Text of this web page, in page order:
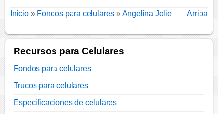
Inicio » Fondos para celulares »Angelina Jolie Arriba
Recursos para Celulares
Fondos para celulares
Trucos para celulares
Especificaciones de celulares